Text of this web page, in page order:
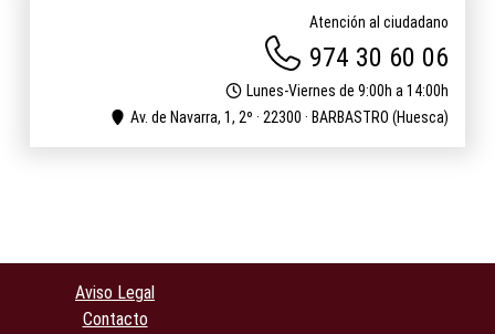
Atención al ciudadano
974 30 60 06
Lunes-Viernes de 9:00h a 14:00h
Av. de Navarra, 1, 2º · 22300 · BARBASTRO (Huesca)
Aviso Legal
Contacto